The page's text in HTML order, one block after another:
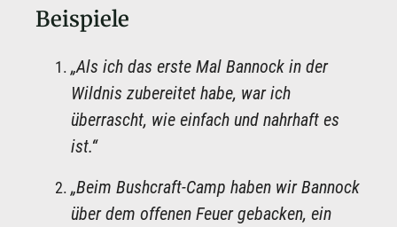
Beispiele
„Als ich das erste Mal Bannock in der
Wildnis zubereitet habe, war ich
überrascht, wie einfach und nahrhaft es
ist.“
„Beim Bushcraft-Camp haben wir Bannock
über dem offenen Feuer gebacken, ein